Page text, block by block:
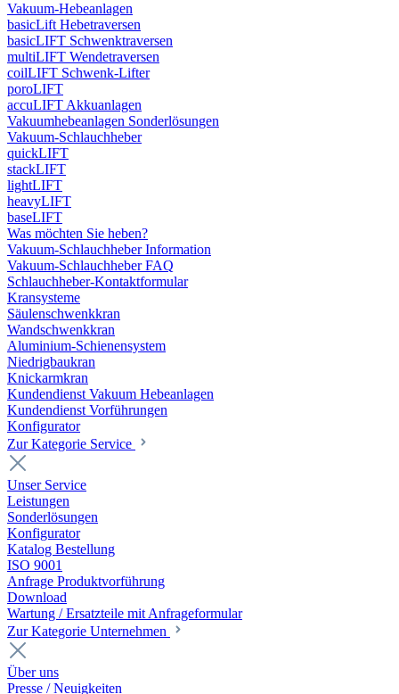
Vakuum-Hebeanlagen
basicLift Hebetraversen
basicLIFT Schwenktraversen
multiLIFT Wendetraversen
coilLIFT Schwenk-Lifter
poroLIFT
accuLIFT Akkuanlagen
Vakuumhebeanlagen Sonderlösungen
Vakuum-Schlauchheber
quickLIFT
stackLIFT
lightLIFT
heavyLIFT
baseLIFT
Was möchten Sie heben?
Vakuum-Schlauchheber Information
Vakuum-Schlauchheber FAQ
Schlauchheber-Kontaktformular
Kransysteme
Säulenschwenkkran
Wandschwenkkran
Aluminium-Schienensystem
Niedrigbaukran
Knickarmkran
Kundendienst Vakuum Hebeanlagen
Kundendienst Vorführungen
Konfigurator
Zur Kategorie Service
Unser Service
Leistungen
Sonderlösungen
Konfigurator
Katalog Bestellung
ISO 9001
Anfrage Produktvorführung
Download
Wartung / Ersatzteile mit Anfrageformular
Zur Kategorie Unternehmen
Über uns
Presse / Neuigkeiten